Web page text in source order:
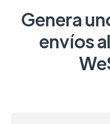
Genera
envíos